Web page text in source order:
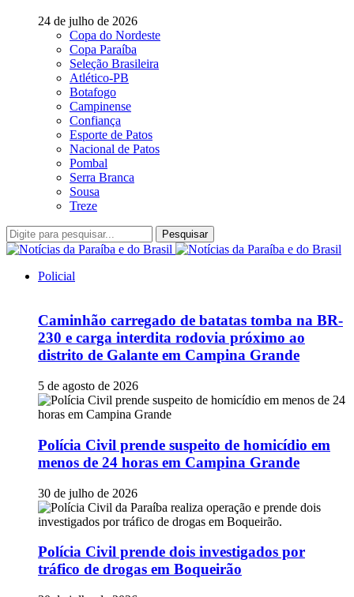
24 de julho de 2026
Copa do Nordeste
Copa Paraíba
Seleção Brasileira
Atlético-PB
Botafogo
Campinense
Confiança
Esporte de Patos
Nacional de Patos
Pombal
Serra Branca
Sousa
Treze
Pesquisar
Policial
Caminhão carregado de batatas tomba na BR-
230 e carga interdita rodovia próximo ao
distrito de Galante em Campina Grande
5 de agosto de 2026
Polícia Civil prende suspeito de homicídio em
menos de 24 horas em Campina Grande
30 de julho de 2026
Polícia Civil prende dois investigados por
tráfico de drogas em Boqueirão